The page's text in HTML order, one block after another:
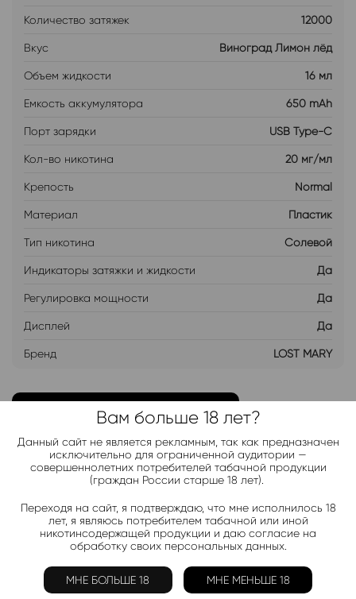
Количество затяжек 12000
Вкус Виноград Лимон лёд
Объем жидкости 16 мл
Емкость аккумулятора 650 mAh
Порт зарядки USB Type-C
Кол-во никотина 20 мг/мл
Крепость Normal
Материал Пластик
Тип никотина Солевой
Индикаторы затяжки и жидкости Да
Регулировка мощности Да
Дисплей Да
Бренд LOST MARY
ДОБАВИТЬ В ЛИСТ ОЖИДАНИЯ
Хочу дешевле
Telegram-канал 2000+
Актуальные новинки и акции каждые день!
Подписаться
Вам больше 18 лет?
Данный сайт не является рекламным, так как предназначен
исключительно для ограниченной аудитории —
совершеннолетних потребителей табачной продукции
(граждан России старше 18 лет).
Переходя на сайт, я подтверждаю, что мне исполнилось 18
лет, я являюсь потребителем табачной или иной
никотинсодержащей продукции и даю согласие на
обработку своих персональных данных.
МНЕ БОЛЬШЕ 18 МНЕ МЕНЬШЕ 18